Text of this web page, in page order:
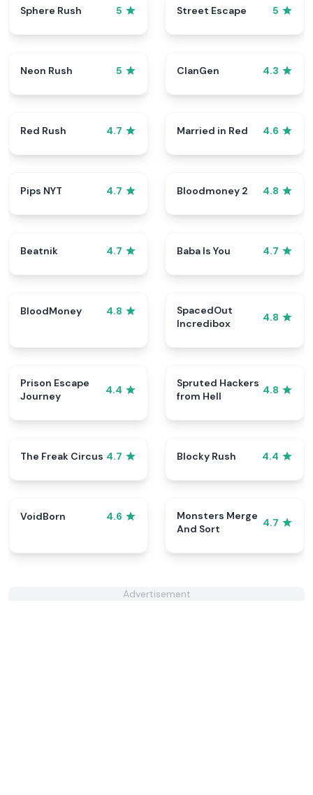
Sphere Rush 5 Street Escape 5
Neon Rush 5 ClanGen 4.3
Red Rush 4.7 Married in Red 4.6
Pips NYT 4.7 Bloodmoney 2 4.8
Beatnik 4.7 Baba Is You 4.7
BloodMoney 4.8
SpacedOut
Incredibox
4.8
Prison Escape
Journey
4.4
Spruted Hackers
from Hell
4.8
The Freak Circus 4.7 Blocky Rush 4.4
VoidBorn 4.6
Monsters Merge
And Sort
4.7
Advertisement